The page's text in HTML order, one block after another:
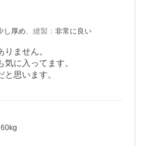
し厚め、 縫製 ： 非常に良い
ません。
に入ってます。
思います。